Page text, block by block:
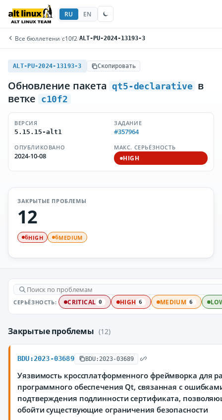
RU EN
Все бюллетени/c10f2/ALT-PU-2024-13193-3
ALT-PU-2024-13193-3 Скопировать
Обновление пакета qt5-declarative в
ветке
c10f2
ВЕРСИЯ
5.15.15-alt1
ЗАДАНИЕ
#357964
ОПУБЛИКОВАНО
2024-10-08
МАКС. СЕРЬЁЗНОСТЬ
HIGH
ЗАКРЫТЫЕ ПРОБЛЕМЫ
12
6HIGH 6MEDIUM
СЕРЬЁЗНОСТЬ: CRITICAL 0 HIGH 6 MEDIUM 6
Закрытые проблемы (12)
BDU:2023-03689 BDU:2023-03689
Уязвимость кроссплатформенного фреймворка для
программного обеспечения Qt, связанная с
подтверждения подлинности сертификата,
обойти существующие ограничения безопасности